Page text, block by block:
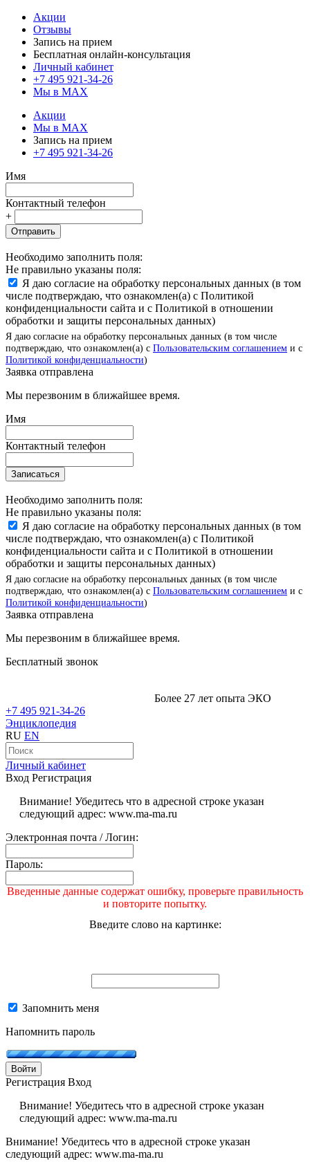
Акции
Отзывы
Запись на прием
Бесплатная онлайн-консультация
Личный кабинет
+7 495 921-34-26
Мы в MAX
Акции
Мы в MAX
Запись на прием
+7 495 921-34-26
Имя
Контактный телефон
+
Отправить
Необходимо заполнить поля:
Не правильно указаны поля:
Я даю согласие на обработку персональных данных (в том
числе подтверждаю, что ознакомлен(а) с Политикой
конфиденциальности сайта и с Политикой в отношении
обработки и защиты персональных данных)
Я даю согласие на обработку персональных данных (в том числе
подтверждаю, что ознакомлен(а) с Пользовательским соглашением и с
Политикой конфиденциальности)
Заявка отправлена
Мы перезвоним в ближайшее время.
Имя
Контактный телефон
Записаться
Необходимо заполнить поля:
Не правильно указаны поля:
Я даю согласие на обработку персональных данных (в том
числе подтверждаю, что ознакомлен(а) с Политикой
конфиденциальности сайта и с Политикой в отношении
обработки и защиты персональных данных)
Я даю согласие на обработку персональных данных (в том числе
подтверждаю, что ознакомлен(а) с Пользовательским соглашением и с
Политикой конфиденциальности)
Заявка отправлена
Мы перезвоним в ближайшее время.
Бесплатный звонок
Более 27 лет опыта ЭКО
+7 495 921-34-26
Энциклопедия
RU EN
Личный кабинет
Вход Регистрация
Внимание! Убедитесь что в адресной строке указан
следующий адрес: www.ma-ma.ru
Электронная почта / Логин:
Пароль:
Введенные данные содержат ошибку, проверьте правильность
и повторите попытку.
Введите слово на картинке:
Запомнить меня
Напомнить пароль
Войти
Регистрация Вход
Внимание! Убедитесь что в адресной строке указан
следующий адрес: www.ma-ma.ru
Внимание! Убедитесь что в адресной строке указан
следующий адрес: www.ma-ma.ru